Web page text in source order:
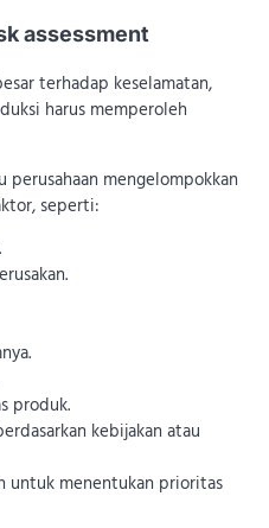
assessment
terhadap keselamatan,
harus memperoleh
perusahaan mengelompokkan
seperti:
produk.
kebijakan atau
untuk menentukan prioritas